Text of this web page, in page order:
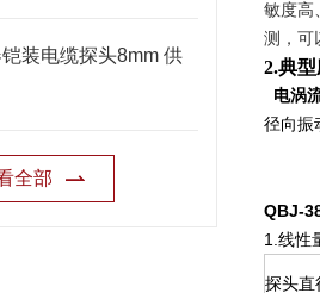
装电缆探头8mm 供
全部
敏度高
测，可
2.典
电涡
径向振
QBJ-
1.线性
探头直